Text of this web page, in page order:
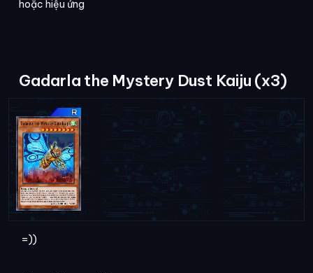
hoặc hiệu ứng
Gadarla the Mystery Dust Kaiju (x3)
=))